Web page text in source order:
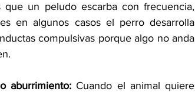
que un peludo escarba con frecuencia,
en algunos casos el perro desarrolla
compulsivas porque algo no anda
aburrimiento: Cuando el animal quiere